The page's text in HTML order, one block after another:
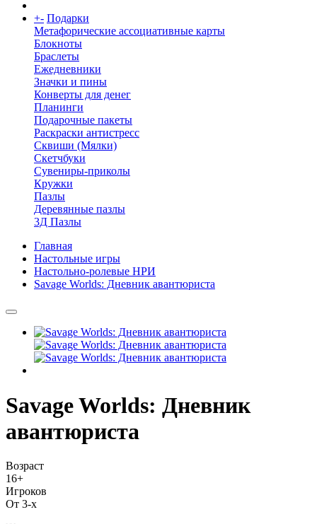
+- Подарки
Метафорические ассоциативные карты
Блокноты
Браслеты
Ежедневники
Значки и пины
Конверты для денег
Планинги
Подарочные пакеты
Раскраски антистресс
Сквиши (Мялки)
Скетчбуки
Сувениры-приколы
Кружки
Пазлы
Деревянные пазлы
3Д Пазлы
Главная
Настольные игры
Настольно-ролевые НРИ
Savage Worlds: Дневник авантюриста
Savage Worlds: Дневник
авантюриста
Возраст
16+
Игроков
От 3-х